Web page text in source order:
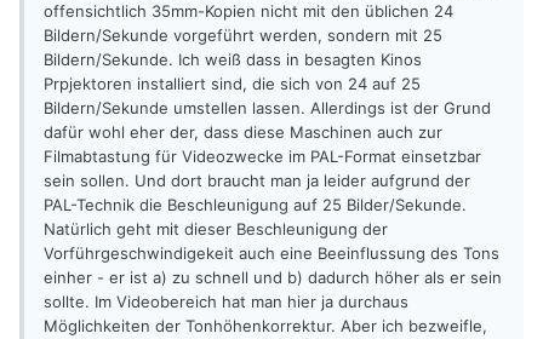
offensichtlich 35mm-Kopien nicht mit den üblichen 24
Bildern/Sekunde vorgeführt werden, sondern mit 25
Bildern/Sekunde. Ich weiß dass in besagten Kinos
Prpjektoren installiert sind, die sich von 24 auf 25
Bildern/Sekunde umstellen lassen. Allerdings ist der Grund
dafür wohl eher der, dass diese Maschinen auch zur
Filmabtastung für Videozwecke im PAL-Format einsetzbar
sein sollen. Und dort braucht man ja leider aufgrund der
PAL-Technik die Beschleunigung auf 25 Bilder/Sekunde.
Natürlich geht mit dieser Beschleunigung der
Vorführgeschwindigekeit auch eine Beeinflussung des Tons
einher - er ist a) zu schnell und b) dadurch höher als er sein
sollte. Im Videobereich hat man hier ja durchaus
Möglichkeiten der Tonhöhenkorrektur. Aber ich bezweifle,